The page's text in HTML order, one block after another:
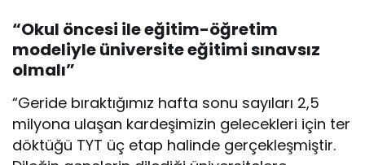
“Okul öncesi ile eğitim-öğretim
modeliyle üniversite eğitimi sınavsız
olmalı”
“Geride bıraktığımız hafta sonu sayıları 2,5
milyona ulaşan kardeşimizin gelecekleri için ter
döktüğü TYT üç etap halinde gerçekleşmiştir.